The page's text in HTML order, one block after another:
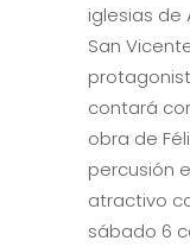
iglesias de
San
contará
obra de
percusión
atractivo
sábado 6